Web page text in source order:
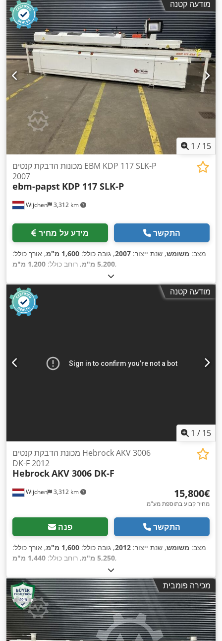
מודעה קטנה
1 / 15
Wijchen 3,312 km
מכונות הדבקת קנטים EBM KDP 117 SLK-P
2007
ebm-papst KDP 117 SLK-P
מידע על מחיר התקשר
מצב: משומש, שנת ייצור: 2007, גובה כולל: 1,600 מ"מ
, אורך כולל:
5,200 מ"מ
, רוחב כולל: 1,200 מ"מ ,
מודעה קטנה
1 / 15
Wijchen 3,312 km
מכונת הדבקת קנטים Hebrock AKV 3006
DK-F 2012
HebrockAKV 3006 DK-F
‏15,800 ‏€
מחיר קבוע בתוספת מע"מ
פנה התקשר
מצב: משומש, שנת ייצור: 2012, גובה כולל: 1,600 מ"מ
, אורך כולל:
5,250 מ"מ
, רוחב כולל: 1,440 מ"מ ,
מכירה פומבית